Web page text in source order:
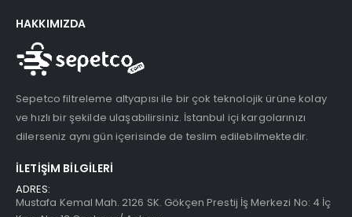
HAKKIMIZDA
Sepetco filtreleme altyapısı ile bir çok teknolojik ürüne kolay
ve hızlı bir şekilde ulaşabilirsiniz. İstanbul içi kargolarınızı
dilerseniz aynı gün içerisinde de teslim edilebilmektedir.
İLETIŞIM BILGILERI
ADRES:
Mustafa Kemal Mah. 2126 SK. Gökçen Prestij İş Merkezi No: 4 İç